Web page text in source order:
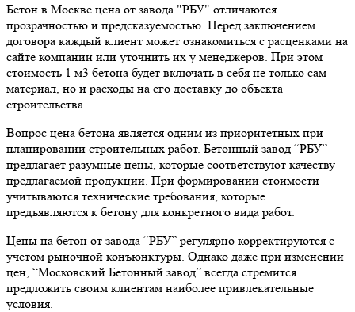
Бетон в Москве цена от завода "РБУ" отличаются
прозрачностью и предсказуемостью. Перед заключением
договора каждый клиент может ознакомиться с расценками на
сайте компании или уточнить их у менеджеров. При этом
стоимость 1 м3 бетона будет включать в себя не только сам
материал, но и расходы на его доставку до объекта
строительства.
Вопрос цена бетона является одним из приоритетных при
планировании строительных работ. Бетонный завод “РБУ”
предлагает разумные цены, которые соответствуют качеству
предлагаемой продукции. При формировании стоимости
учитываются технические требования, которые
предъявляются к бетону для конкретного вида работ.
Цены на бетон от завода “РБУ” регулярно корректируются с
учетом рыночной конъюнктуры. Однако даже при изменении
цен, “Московский Бетонный завод” всегда стремится
предложить своим клиентам наиболее привлекательные
условия.